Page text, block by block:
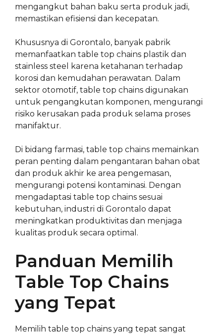
mengangkut bahan baku serta produk jadi,
memastikan efisiensi dan kecepatan.
Khususnya di Gorontalo, banyak pabrik
memanfaatkan table top chains plastik dan
stainless steel karena ketahanan terhadap
korosi dan kemudahan perawatan. Dalam
sektor otomotif, table top chains digunakan
untuk pengangkutan komponen, mengurangi
risiko kerusakan pada produk selama proses
manifaktur.
Di bidang farmasi, table top chains memainkan
peran penting dalam pengantaran bahan obat
dan produk akhir ke area pengemasan,
mengurangi potensi kontaminasi. Dengan
mengadaptasi table top chains sesuai
kebutuhan, industri di Gorontalo dapat
meningkatkan produktivitas dan menjaga
kualitas produk secara optimal.
Panduan Memilih
Table Top Chains
yang Tepat
Memilih table top chains yang tepat sangat